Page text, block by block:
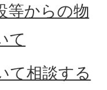
等からの物
て
て相談する